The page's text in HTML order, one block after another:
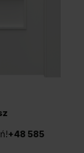
+48 585